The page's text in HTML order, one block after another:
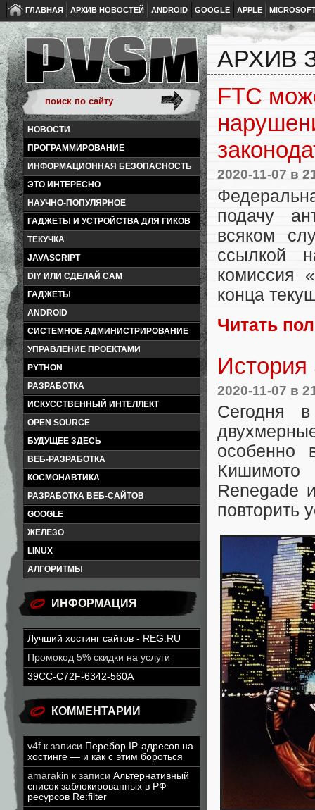
ГЛАВНАЯ АРХИВ НОВОСТЕЙ ANDROID GOOGLE APPLE
НОВОСТИ
ПРОГРАММИРОВАНИЕ
ИНФОРМАЦИОННАЯ БЕЗОПАСНОСТЬ
ЭТО ИНТЕРЕСНО
НАУЧНО-ПОПУЛЯРНОЕ
ГАДЖЕТЫ И УСТРОЙСТВА ДЛЯ ГИКОВ
ТЕКУЧКА
JAVASCRIPT
DIY ИЛИ СДЕЛАЙ САМ
ГАДЖЕТЫ
ANDROID
СИСТЕМНОЕ АДМИНИСТРИРОВАНИЕ
УПРАВЛЕНИЕ ПРОЕКТАМИ
PYTHON
РАЗРАБОТКА
ИСКУССТВЕННЫЙ ИНТЕЛЛЕКТ
OPEN SOURCE
БУДУЩЕЕ ЗДЕСЬ
ВЕБ-РАЗРАБОТКА
КОСМОНАВТИКА
РАЗРАБОТКА ВЕБ-САЙТОВ
GOOGLE
ЖЕЛЕЗО
LINUX
АЛГОРИТМЫ
ИНФОРМАЦИЯ
Лучший хостинг сайтов - REG.RU
Промокод 5% скидки на услуги
39CC-C72F-6342-560A
КОММЕНТАРИИ
v4f к записи Перебор IP-адресов на
хостинге — и как с этим бороться
amarakin к записи Альтернативный
список заблокированных в РФ
ресурсов Re:filter
АРХИВ
FTC
2020-11-07 в
подачу
всяком
ссылкой
комиссия
конца
Читать
История
2020-11-07 в
Сегодня
особенно
Renegade
повторить